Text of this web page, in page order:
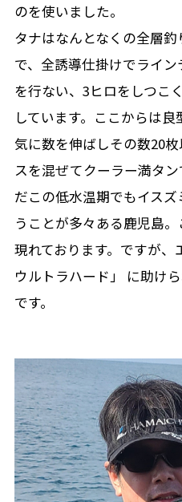
のを使いました。
タナはなんとなくの全層
で、全誘導仕掛けでライ
を行ない、3ヒロをしつこ
しています。ここからは
気に数を伸ばしその数20
スを混ぜてクーラー満タ
だこの低水温期でもイス
うことが多々ある鹿児島
現れております。ですが
ウルトラハード」 に助け
です。